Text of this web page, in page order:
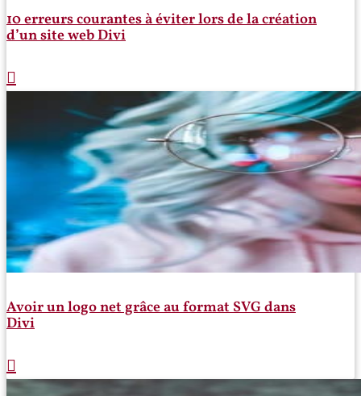
10 erreurs courantes à éviter lors de la création
d’un site web Divi
Avoir un logo net grâce au format SVG dans
Divi